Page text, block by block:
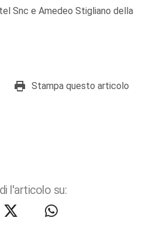
Snc e Amedeo Stigliano della
Stampa questo articolo
l'articolo su: